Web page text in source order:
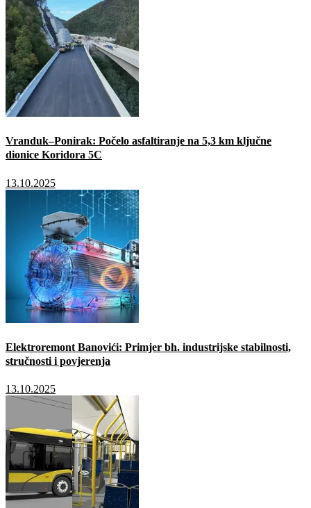
Vranduk–Ponirak: Počelo asfaltiranje na 5,3 km ključne
dionice Koridora 5C
13.10.2025
Elektroremont Banovići: Primjer bh. industrijske stabilnosti,
stručnosti i povjerenja
13.10.2025